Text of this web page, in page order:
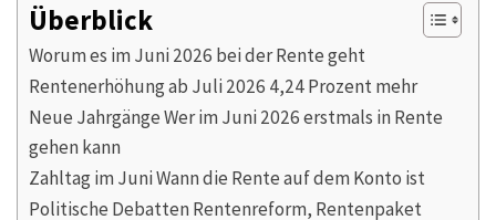
Überblick
Worum es im Juni 2026 bei der Rente geht
Rentenerhöhung ab Juli 2026 4,24 Prozent mehr
Neue Jahrgänge Wer im Juni 2026 erstmals in Rente
gehen kann
Zahltag im Juni Wann die Rente auf dem Konto ist
Politische Debatten Rentenreform, Rentenpaket